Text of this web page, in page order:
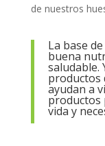
de nuestros
La base
buena
saludable.
productos
ayudan a
productos
vida y